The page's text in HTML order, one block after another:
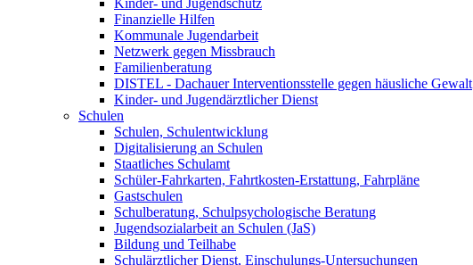
Finanzielle Hilfen
Kommunale Jugendarbeit
Netzwerk gegen Missbrauch
Familienberatung
DISTEL - Dachauer Interventionsstelle gegen häusliche Gewalt
Kinder- und Jugendärztlicher Dienst
Schulen
Schulen, Schulentwicklung
Digitalisierung an Schulen
Staatliches Schulamt
Schüler-Fahrkarten, Fahrtkosten-Erstattung, Fahrpläne
Gastschulen
Schulberatung, Schulpsychologische Beratung
Jugendsozialarbeit an Schulen (JaS)
Bildung und Teilhabe
Schulärztlicher Dienst, Einschulungs-Untersuchungen